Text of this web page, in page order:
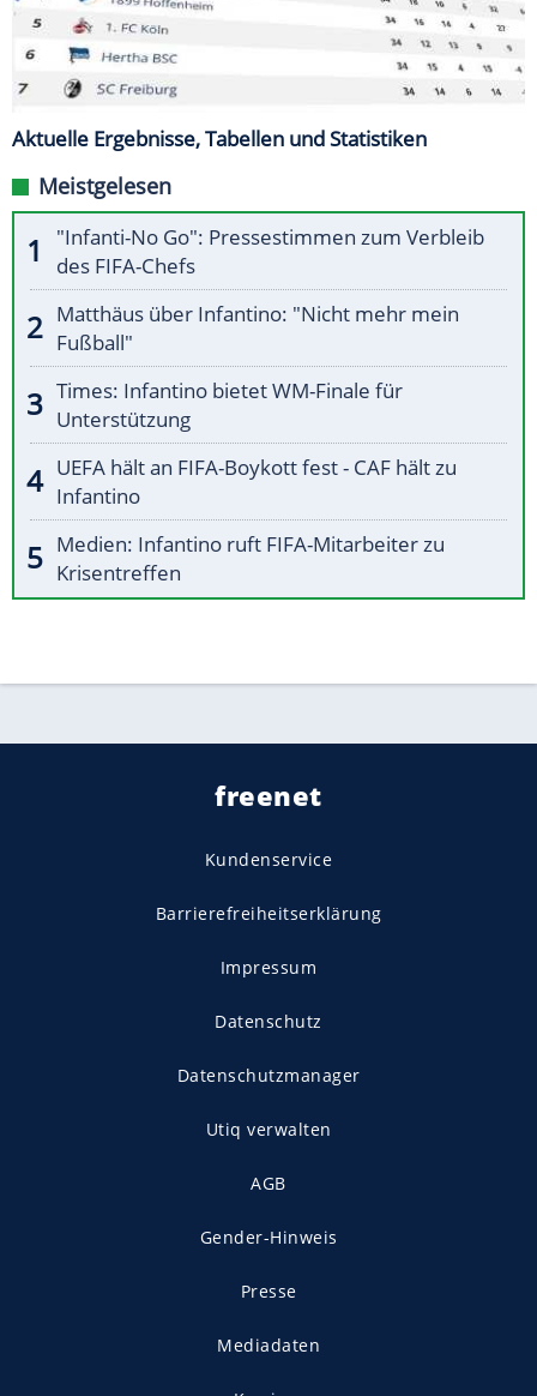
Aktuelle Ergebnisse, Tabellen und Statistiken
Meistgelesen
"Infanti-No Go": Pressestimmen zum Verbleib
des FIFA-Chefs
Matthäus über Infantino: "Nicht mehr mein
Fußball"
Times: Infantino bietet WM-Finale für
Unterstützung
UEFA hält an FIFA-Boykott fest - CAF hält zu
Infantino
Medien: Infantino ruft FIFA-Mitarbeiter zu
Krisentreffen
freenet
Kundenservice
Barrierefreiheitserklärung
Impressum
Datenschutz
Datenschutzmanager
Utiq verwalten
AGB
Gender-Hinweis
Presse
Mediadaten